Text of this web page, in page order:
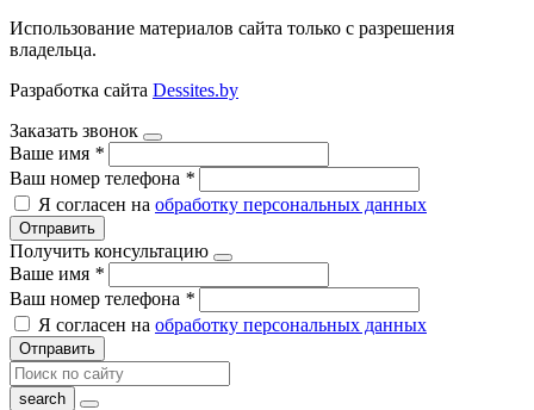
Использование материалов сайта только с разрешения
владельца.
Разработка сайта Dessites.by
Заказать звонок
Ваше имя *
Ваш номер телефона *
Я согласен на обработку персональных данных
Отправить
Получить консультацию
Ваше имя *
Ваш номер телефона *
Я согласен на обработку персональных данных
Отправить